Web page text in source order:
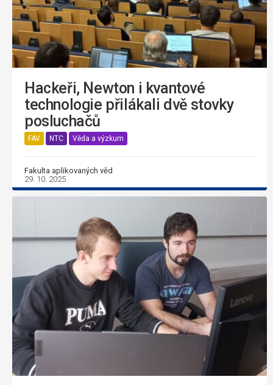
Hackeři, Newton i kvantové
technologie přilákali dvě stovky
posluchačů
FAV NTC Věda a výzkum
Fakulta aplikovaných věd
29. 10. 2025